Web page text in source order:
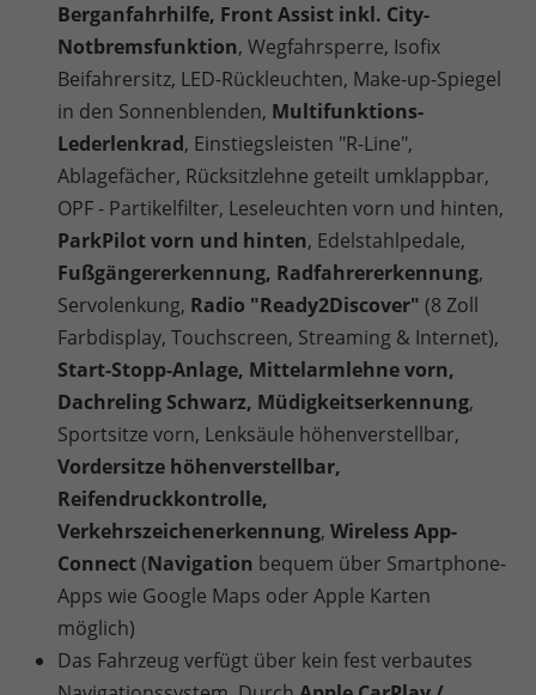
Berganfahrhilfe, Front Assist inkl. City-
Notbremsfunktion, Wegfahrsperre, Isofix
Beifahrersitz, LED-Rückleuchten, Make-up-Spiegel
in den Sonnenblenden, Multifunktions-
Lederlenkrad, Einstiegsleisten "R-Line",
Ablagefächer, Rücksitzlehne geteilt umklappbar,
OPF - Partikelfilter, Leseleuchten vorn und hinten,
ParkPilot vorn und hinten, Edelstahlpedale,
Fußgängererkennung, Radfahrererkennung,
Servolenkung, Radio "Ready2Discover" (8 Zoll
Farbdisplay, Touchscreen, Streaming & Internet),
Start-Stopp-Anlage, Mittelarmlehne vorn,
Dachreling Schwarz, Müdigkeitserkennung,
Sportsitze vorn, Lenksäule höhenverstellbar,
Vordersitze höhenverstellbar,
Reifendruckkontrolle,
Verkehrszeichenerkennung, Wireless App-
Connect(Navigation bequem über Smartphone-
Apps wie Google Maps oder Apple Karten
möglich)
Das Fahrzeug verfügt über kein fest verbautes